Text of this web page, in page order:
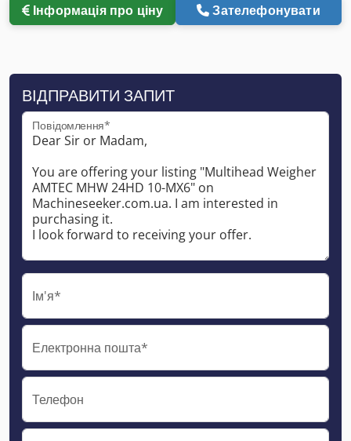
Інформація про ціну Зателефонувати
ВІДПРАВИТИ ЗАПИТ
Повідомлення*
Ім'я*
Електронна пошта*
Телефон